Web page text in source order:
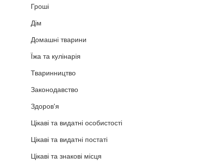
Гроші
Дім
Домашні тварини
Їжа та кулінарія
Тваринництво
Законодавство
Здоров'я
Цікаві та видатні особистості
Цікаві та видатні постаті
Цікаві та знакові місця